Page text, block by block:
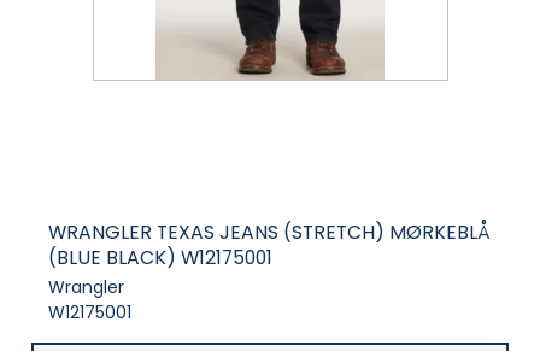
WRANGLER TEXAS JEANS (STRETCH) MØRKEBLÅ
(BLUE BLACK) W12175001
Wrangler
W12175001